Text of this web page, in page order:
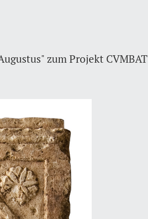
zum Projekt CVMBAT